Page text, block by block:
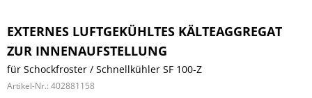
EXTERNES LUFTGEKÜHLTES KÄLTEAGGREGAT
ZUR INNENAUFSTELLUNG
für Schockfroster / Schnellkühler SF 100-Z
Artikel-Nr.: 402881158